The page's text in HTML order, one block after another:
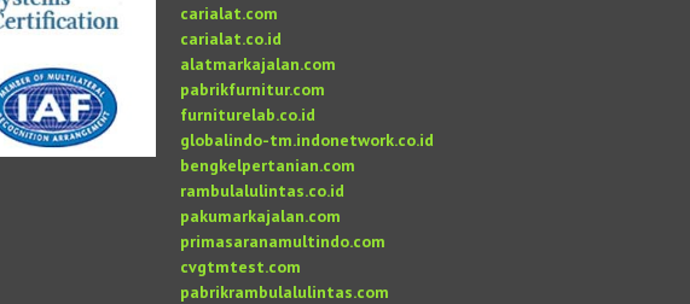
carialat.com
carialat.co.id
alatmarkajalan.com
pabrikfurnitur.com
furniturelab.co.id
globalindo-tm.indonetwork.co.id
bengkelpertanian.com
rambulalulintas.co.id
pakumarkajalan.com
primasaranamultindo.com
cvgtmtest.com
pabrikrambulalulintas.com